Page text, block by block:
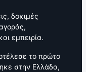
δοκιμές
εμπειρία.
το πρώτο
στην Ελλάδα,